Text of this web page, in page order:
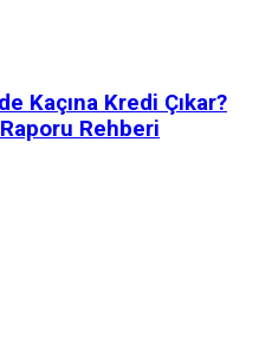
Kaçına Kredi Çıkar?
Rehberi